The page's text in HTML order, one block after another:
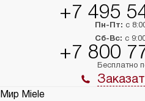
+7 495
Пн-Пт: с
Сб-Вс: с
+7 800
Бесплатно
Мир Miele